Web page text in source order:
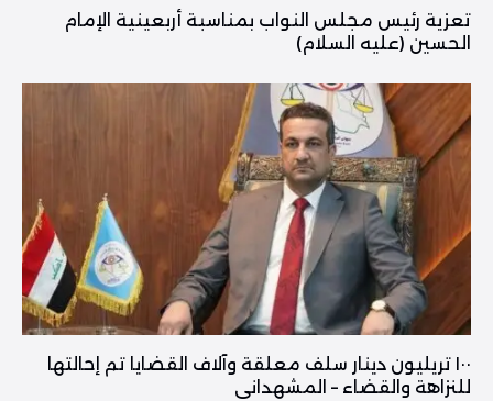
تعزية رئيس مجلس النواب بمناسبة أربعينية الإمام
الحسين (عليه السلام)
١٠٠ تريليون دينار سلف معلقة وآلاف القضايا تم إحالتها
للنزاهة والقضاء – المشهداني